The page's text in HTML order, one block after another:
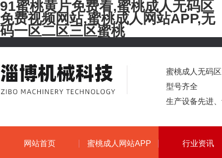
91蜜桃黄片免费看,蜜桃成人无码区
免费视频网站,蜜桃成人网站APP,无
码一区二区三区蜜桃
蜜桃成人无码区
型号齐全
生产设备先进
网站首页 蜜桃成人网站APP 行业资讯